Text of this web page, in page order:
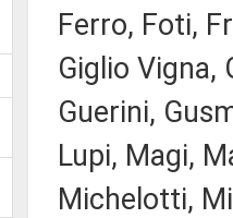
Ferro, Foti,
Giglio Vigna,
Guerini,
Lupi, Magi,
Michelotti,